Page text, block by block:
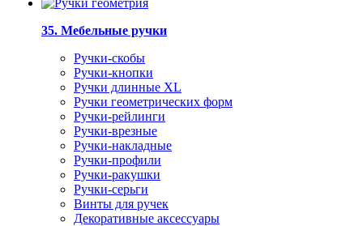
35. Мебельные ручки
Ручки-скобы
Ручки-кнопки
Ручки длинные XL
Ручки геометрических форм
Ручки-рейлинги
Ручки-врезные
Ручки-накладные
Ручки-профили
Ручки-ракушки
Ручки-серьги
Винты для ручек
Декоративные аксессуары